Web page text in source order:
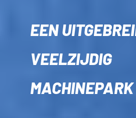
EEN
VEELZIJDIG
MACHINEPARK